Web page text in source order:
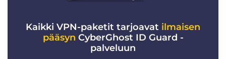
Kaikki VPN-paketit tarjoavat ilmaisen
pääsyn CyberGhost ID Guard -
palveluun